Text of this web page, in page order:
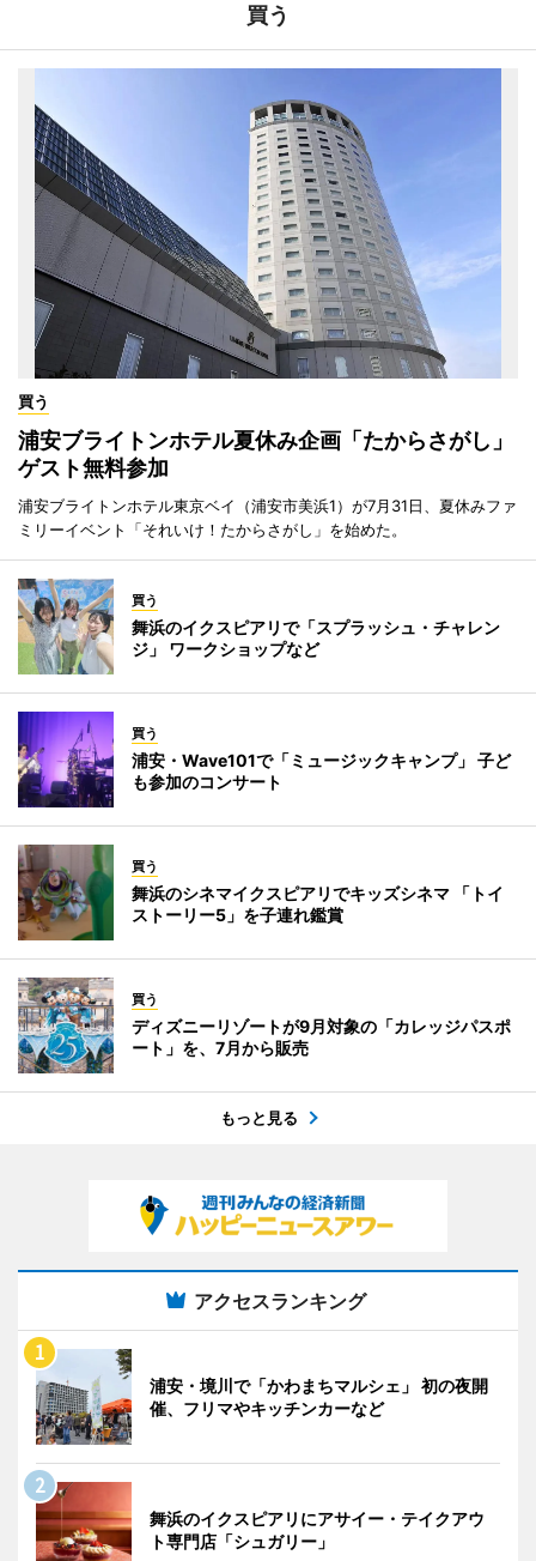
買う
買う
浦安ブライトンホテル夏休み企画「たからさがし」
ゲスト無料参加
浦安ブライトンホテル東京ベイ（浦安市美浜1）が7月31日、夏休みファ
ミリーイベント「それいけ！たからさがし」を始めた。
買う
舞浜のイクスピアリで「スプラッシュ・チャレン
ジ」 ワークショップなど
買う
浦安・Wave101で「ミュージックキャンプ」 子ど
も参加のコンサート
買う
舞浜のシネマイクスピアリでキッズシネマ 「トイ
ストーリー5」を子連れ鑑賞
買う
ディズニーリゾートが9月対象の「カレッジパスポ
ート」を、7月から販売
もっと見る
アクセスランキング
浦安・境川で「かわまちマルシェ」 初の夜開
催、フリマやキッチンカーなど
舞浜のイクスピアリにアサイー・テイクアウ
ト専門店「シュガリー」